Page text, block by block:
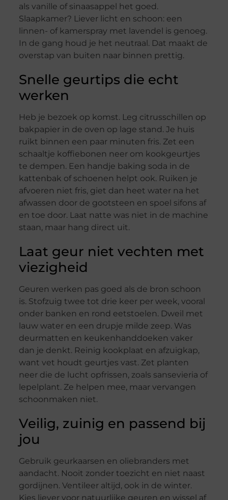
als vanille of sinaasappel het goed.
Slaapkamer? Liever licht en schoon: een
linnen- of kamerspray met lavendel is genoeg.
In de gang houd je het neutraal. Dat maakt de
overstap van buiten naar binnen prettig.
Snelle geurtips die echt
werken
Heb je bezoek op komst. Leg citrusschillen op
bakpapier in de oven op lage stand. Je huis
ruikt binnen een paar minuten fris. Zet een
schaaltje koffiebonen neer om kookgeurtjes
te dempen. Een handje baking soda in de
kattenbak of schoenen helpt ook. Ruiken je
afvoeren niet fris, giet dan heet water na het
afwassen door de gootsteen en spoel sifons af
en toe door. Laat natte was niet in de machine
staan, maar hang direct uit.
Laat geur niet vechten met
viezigheid
Geuren werken pas goed als de bron schoon
is. Stofzuig twee tot drie keer per week, vooral
onder banken en rond eetstoelen. Dweil met
lauw water en een drupje milde zeep. Was
deurmatten en keukenhanddoeken vaker
dan je denkt. Reinig kookplaat en afzuigkap,
want vet houdt geurtjes vast. Zet planten
neer die de lucht opfrissen, zoals sansevieria of
lepelplant. Ze helpen mee, maar vervangen
schoonmaken niet.
Veilig, zuinig en passend bij
jou
Gebruik geurkaarsen en oliebranders met
aandacht. Nooit zonder toezicht en niet naast
gordijnen. Ventileer altijd, ook in de winter.
Kies liever voor natuurlijke geuren en wissel af